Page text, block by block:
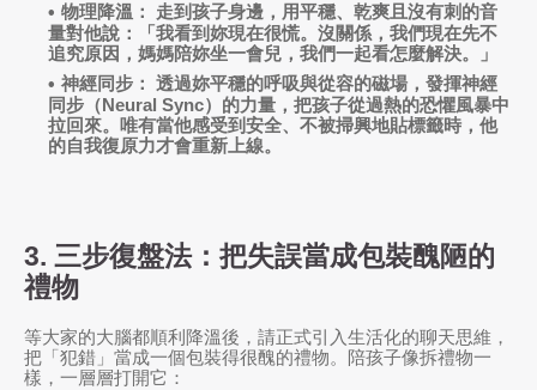
物理降溫：
走到孩子身邊，用平穩、乾爽且沒有刺的音
量對他說：「我看到妳現在很慌。沒關係，我們現在先不
追究原因，媽媽陪妳坐一會兒，我們一起看怎麼解決。」
神經同步： 透過妳平穩的呼吸與從容的磁場，發揮神經
同步（Neural Sync） 的力量，把孩子從過熱的恐懼風暴中
拉回來。唯有當他感受到安全、不被掃興地貼標籤時，他
的自我復原力才會重新上線。
3. 三步復盤法：把失誤當成包裝醜陋的
禮物
等大家的大腦都順利降溫後，請正式引入生活化的聊天思維，
把「犯錯」當成一個包裝得很醜的禮物。陪孩子像拆禮物一
樣，一層層打開它：